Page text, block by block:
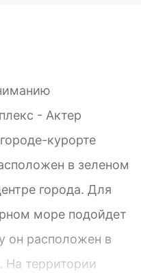
- Актер
курорте
в зеленом
города. Для
море подойдет
он расположен в
На территории